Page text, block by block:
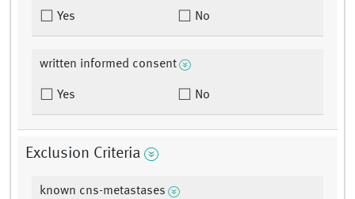
Yes No
written informed consent
Yes No
Exclusion Criteria
known cns-metastases